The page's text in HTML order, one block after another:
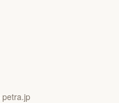
petra.jp